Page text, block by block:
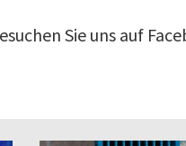
Sie uns auf